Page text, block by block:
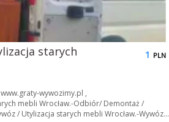
starych
1 PLN
www.graty-wywozimy.pl ,
mebli Wrocław.-Odbiór/ Demontaż /
/ Utylizacja starych mebli Wrocław.-Wywóz...